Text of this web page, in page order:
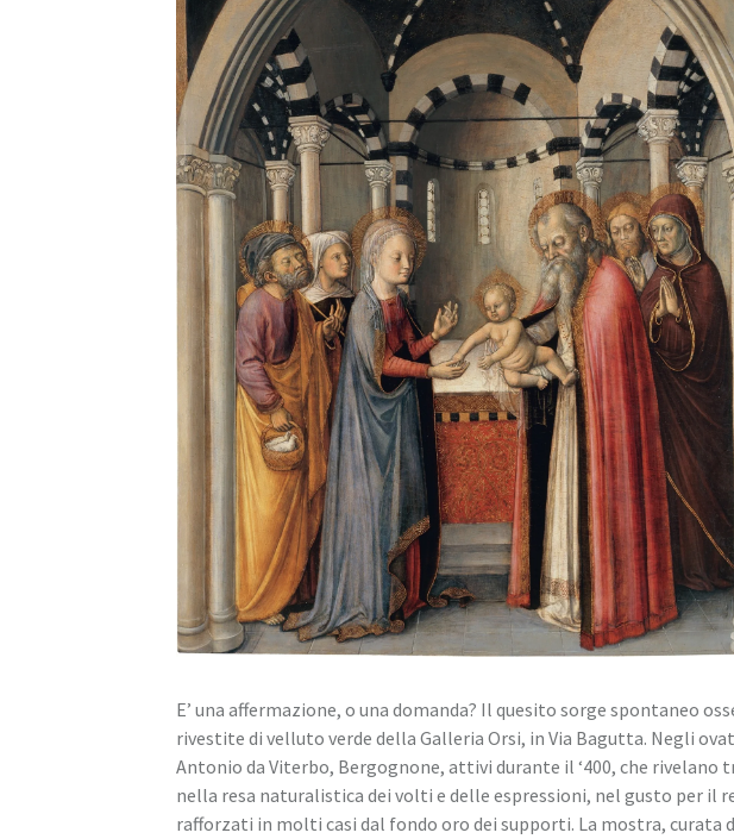
E’ una affermazione, o una domanda? Il quesito sorge spontaneo
rivestite di velluto verde della Galleria Orsi, in Via Bagutta. Negli
Antonio da Viterbo, Bergognone, attivi durante il ‘400, che
nella resa naturalistica dei volti e delle espressioni, nel gusto per
rafforzati in molti casi dal fondo oro dei supporti. La mostra,